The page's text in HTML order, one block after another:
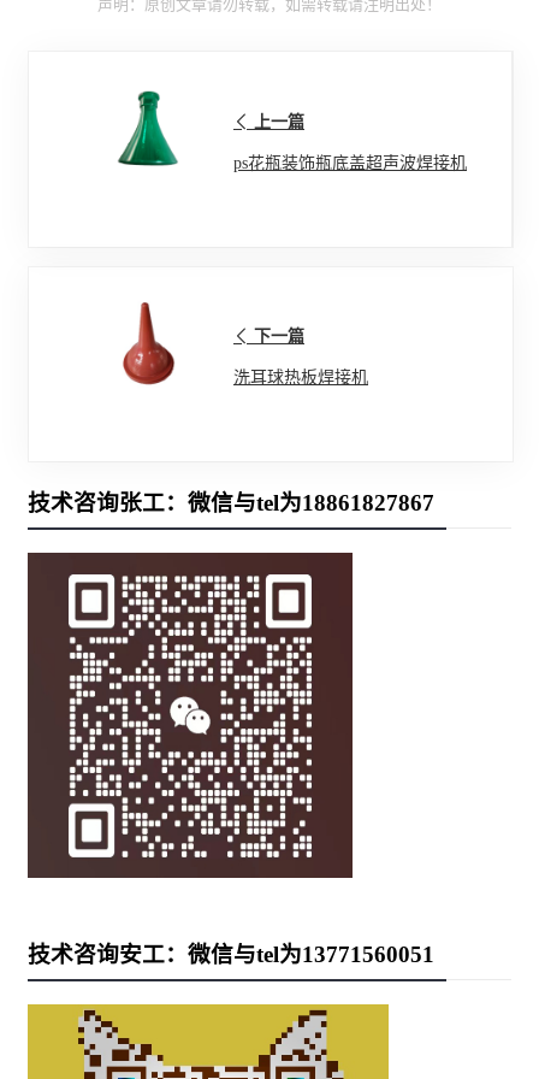
声明：原创文章请勿转载，如需转载请注明出处！
上一篇
ps花瓶装饰瓶底盖超声波焊接机
下一篇
洗耳球热板焊接机
技术咨询张工：微信与tel为18861827867
技术咨询安工：微信与tel为13771560051